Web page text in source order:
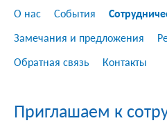
О нас События
Замечания и предложения
Обратная связь Контакты
Приглашаем к